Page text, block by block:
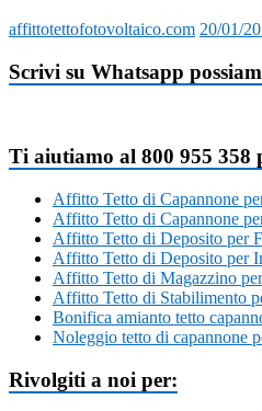
affittotettofotovoltaico.com 20/01/
Scrivi su Whatsapp
Ti aiutiamo al 800 955 358
Affitto Tetto di Capannone
Affitto Tetto di Capannone
Affitto Tetto di Deposito per
Affitto Tetto di Deposito per
Affitto Tetto di Magazzino
Affitto Tetto di Stabilimento
Bonifica amianto tetto
Noleggio tetto di capannone
Rivolgiti a noi per: